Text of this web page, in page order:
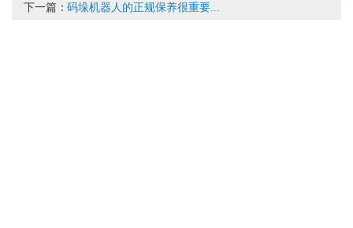
下一篇：码垛机器人的正规保养很重要...